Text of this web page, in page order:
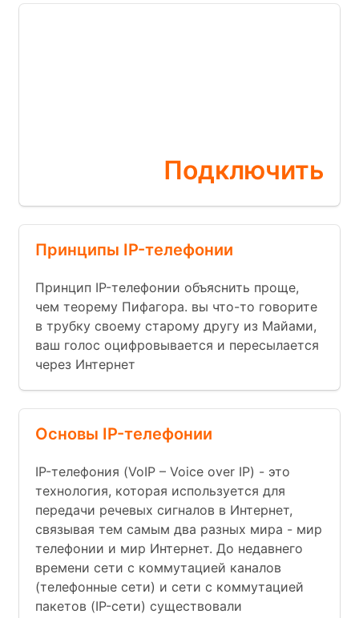
Подключить
Принципы IP-телефонии
Принцип IP-телефонии объяснить проще,
чем теорему Пифагора. вы что-то говорите
в трубку своему старому другу из Майами,
ваш голос оцифровывается и пересылается
через Интернет
Основы IP-телефонии
IP-телефония (VoIP – Voice over IP) - это
технология, которая используется для
передачи речевых сигналов в Интернет,
связывая тем самым два разных мира - мир
телефонии и мир Интернет. До недавнего
времени сети с коммутацией каналов
(телефонные сети) и сети с коммутацией
пакетов (IP-сети) существовали